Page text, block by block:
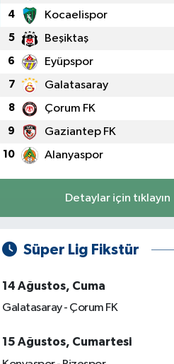
4 Kocaelispor
5 Beşiktaş
6 Eyüpspor
7 Galatasaray
8 Çorum FK
9 Gaziantep FK
10 Alanyaspor
Detaylar için tıklayın
Süper Lig Fikstür
14 Ağustos, Cuma
Galatasaray - Çorum FK
15 Ağustos, Cumartesi